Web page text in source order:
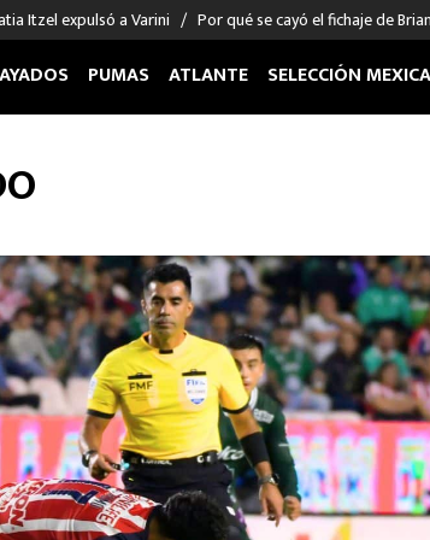
Itzel expulsó a Varini Por qué se cayó el fichaje de
Giménez
Sergio Ramos
Giorgos Giakoumakis
André Jardine
PUMAS ATLANTE SELECCIÓN